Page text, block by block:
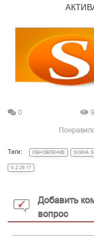
0
Теги: ОБНОВЛЕНИЕ SIGMA
V.2.29.17
Добавить
вопрос